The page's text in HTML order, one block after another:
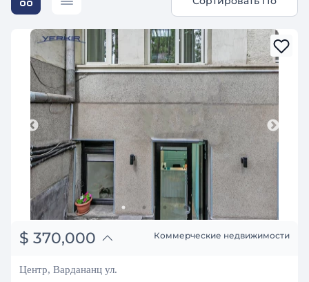
$ 370,000
֏ 144,300,000
₽ 33,480,278
Коммерческие недвижимости
Центр, Вардананц ул.